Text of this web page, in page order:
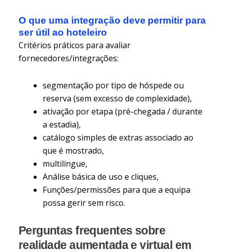
O que uma integração deve permitir para
ser útil ao hoteleiro
Critérios práticos para avaliar
fornecedores/integrações:
segmentação por tipo de hóspede ou
reserva (sem excesso de complexidade),
ativação por etapa (pré-chegada / durante
a estadia),
catálogo simples de extras associado ao
que é mostrado,
multilíngue,
Análise básica de uso e cliques,
Funções/permissões para que a equipa
possa gerir sem risco.
Perguntas frequentes sobre
realidade aumentada e virtual em